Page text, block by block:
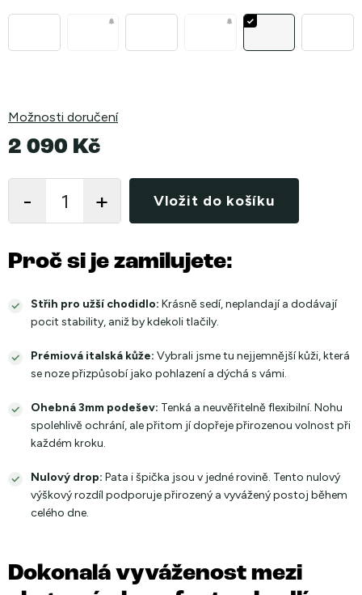
Možnosti doručení
2 090 Kč
cena:
Vložit do košíku
Proč si je zamilujete:
Střih pro užší chodidlo: Krásně sedí, neplandají a dodávají
pocit stability, aniž by kdekoli tlačily.
Prémiová italská kůže: Vybrali jsme tu nejjemnější kůži, která
se noze přizpůsobí jako pohlazení a dýchá s vámi.
Ohebná 3mm podešev: Tenká a neuvěřitelně flexibilní. Nohu
spolehlivě ochrání, ale přitom jí dopřeje přirozenou volnost při
každém kroku.
Nulový drop: Pata i špička jsou v jedné rovině. Tento nulový
výškový rozdíl podporuje přirozený a vyvážený postoj během
celého dne.
Dokonalá vyváženost mezi